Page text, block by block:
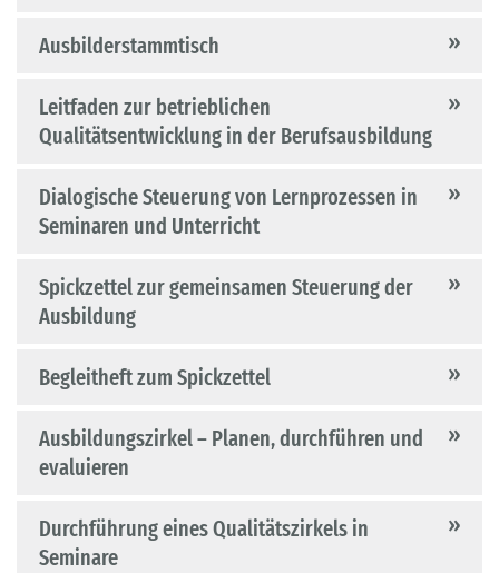
Ausbilderstammtisch
Leitfaden zur betrieblichen
Qualitätsentwicklung in der Berufsausbildung
Dialogische Steuerung von Lernprozessen in
Seminaren und Unterricht
Spickzettel zur gemeinsamen Steuerung der
Ausbildung
Begleitheft zum Spickzettel
Ausbildungszirkel – Planen, durchführen und
evaluieren
Durchführung eines Qualitätszirkels in
Seminare